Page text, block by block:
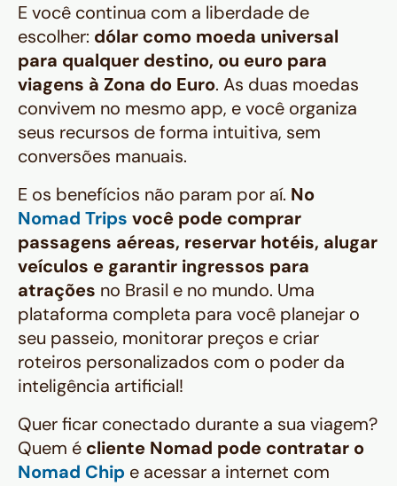
E você continua com a liberdade de
escolher: dólar como moeda universal
para qualquer destino, ou euro para
viagens à Zona do Euro. As duas moedas
convivem no mesmo app, e você organiza
seus recursos de forma intuitiva, sem
conversões manuais.
E os benefícios não param por aí. No
Nomad Trips você pode comprar
passagens aéreas, reservar hotéis, alugar
veículos e garantir ingressos para
atrações no Brasil e no mundo. Uma
plataforma completa para você planejar o
seu passeio, monitorar preços e criar
roteiros personalizados com o poder da
inteligência artificial!
Quer ficar conectado durante a sua viagem?
Quem é cliente Nomad pode contratar o
Nomad Chip e acessar a internet com